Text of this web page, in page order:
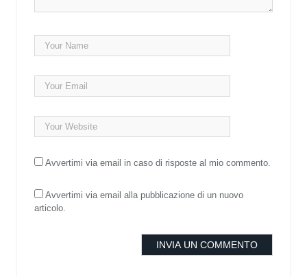
Avvertimi via email in caso di risposte al mio commento.
Avvertimi via email alla pubblicazione di un nuovo
articolo.